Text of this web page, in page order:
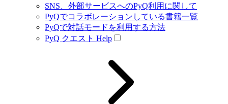
SNS、外部サービスへのPyQ利用に関して
PyQでコラボレーションしている書籍一覧
PyQで対話モードを利用する方法
PyQ クエスト Help